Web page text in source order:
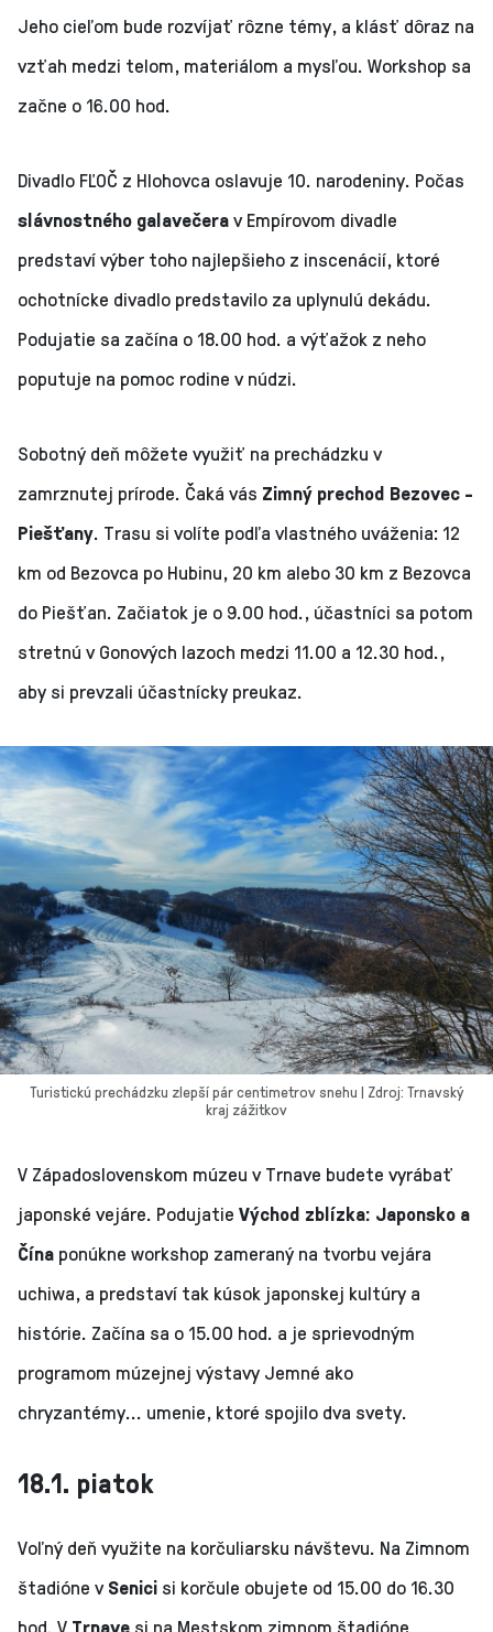
Jeho cieľom bude rozvíjať rôzne témy, a klásť dôraz na
vzťah medzi telom, materiálom a mysľou. Workshop sa
začne o 16.00 hod.
Divadlo FĽOČ z Hlohovca oslavuje 10. narodeniny. Počas
slávnostného galavečerav Empírovom divadle
predstaví výber toho najlepšieho z inscenácií, ktoré
ochotnícke divadlo predstavilo za uplynulú dekádu.
Podujatie sa začína o 18.00 hod. a výťažok z neho
poputuje na pomoc rodine v núdzi.
Sobotný deň môžete využiť na prechádzku v
zamrznutej prírode. Čaká vás Zimný prechod Bezovec -
Piešťany. Trasu si volíte podľa vlastného uváženia: 12
km od Bezovca po Hubinu, 20 km alebo 30 km z Bezovca
do Piešťan. Začiatok je o 9.00 hod., účastníci sa potom
stretnú v Gonových lazoch medzi 11.00 a 12.30 hod.,
aby si prevzali účastnícky preukaz.
Turistickú prechádzku zlepší pár centimetrov snehu | Zdroj: Trnavský
kraj zážitkov
V Západoslovenskom múzeu v Trnave budete vyrábať
japonské vejáre. Podujatie Východ zblízka: Japonsko a
Čína ponúkne workshop zameraný na tvorbu vejára
uchiwa, a predstaví tak kúsok japonskej kultúry a
histórie. Začína sa o 15.00 hod. a je sprievodným
programom múzejnej výstavy Jemné ako
chryzantémy... umenie, ktoré spojilo dva svety.
18.1. piatok
Voľný deň využite na korčuliarsku návštevu. Na Zimnom
štadióne vSenici si korčule obujete od 15.00 do 16.30